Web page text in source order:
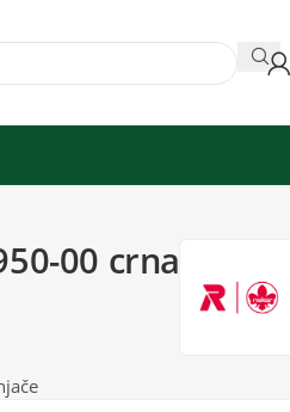
00 crna